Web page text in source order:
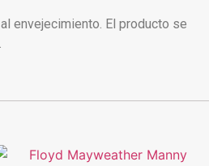
envejecimiento. El producto se